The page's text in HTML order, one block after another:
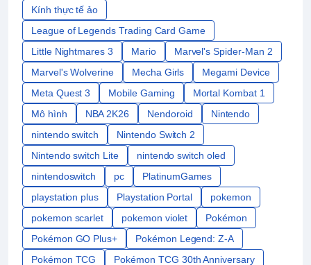
Kính thực tế ảo
League of Legends Trading Card Game
Little Nightmares 3
Mario
Marvel's Spider-Man 2
Marvel's Wolverine
Mecha Girls
Megami Device
Meta Quest 3
Mobile Gaming
Mortal Kombat 1
Mô hình
NBA 2K26 Nendoroid
Nintendo
nintendo switch
Nintendo Switch 2
Nintendo switch Lite
nintendo switch oled
nintendoswitch
pc
PlatinumGames
playstation plus
Playstation Portal
pokemon
pokemon scarlet
pokemon violet
Pokémon
Pokémon GO Plus+
Pokémon Legend: Z-A
Pokémon TCG
Pokémon TCG 30th Anniversary